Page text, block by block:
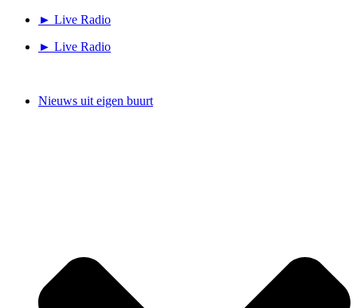
► Live Radio
► Live Radio
Nieuws uit eigen buurt